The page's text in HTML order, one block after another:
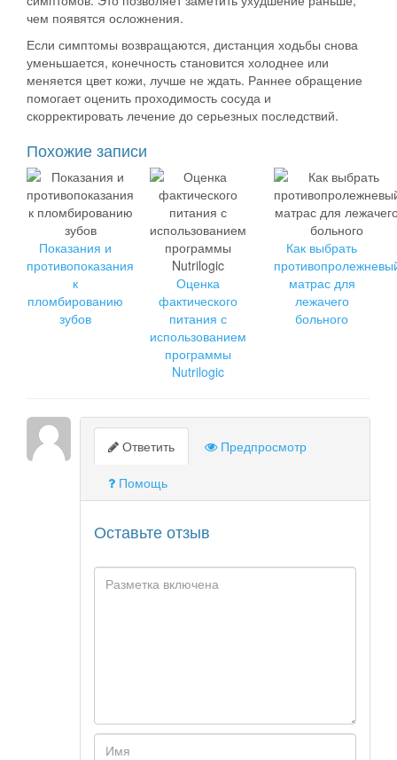
чем появятся осложнения.
Если симптомы возвращаются, дистанция ходьбы снова
уменьшается, конечность становится холоднее или
меняется цвет кожи, лучше не ждать. Раннее обращение
помогает оценить проходимость сосуда и
скорректировать лечение до серьезных последствий.
Похожие записи
Показания и
противопоказания
к
пломбированию
зубов
Оценка
фактического
питания с
использованием
программы
Nutrilogic
Как выбрать
матрас для
лежачего
больного
Ответить Предпросмотр
Помощь
Оставьте отзыв